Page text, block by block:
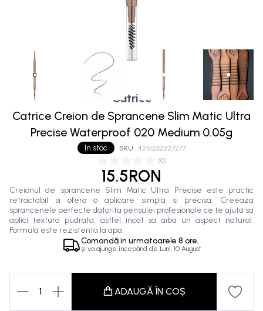
(0)
In stoc SKU 4251232227277
Catrice
Catrice Creion de Sprancene Slim Matic Ultra
Precise Waterproof 020 Medium 0.05g
15.5RON
Creionul de sprancene Slim Matic Ultra Precise este practic
retractabil si ofera o aplicare simpla si precisa. Creeaza
sprancenele perfecte datorita pensulei profesionale ce te ajuta sa
aplici textura pudrata, astfel incat sa aiba un aspect natural.
Formula este rezistenta la apa.
Comandă in urmatoarele 8 ore,
și va ajunge începând de Luni, 10 August
1 ADAUGĂ ÎN COȘ